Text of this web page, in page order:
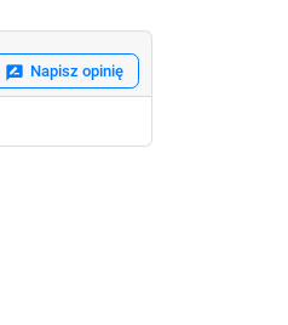
rate_review Napisz opinię